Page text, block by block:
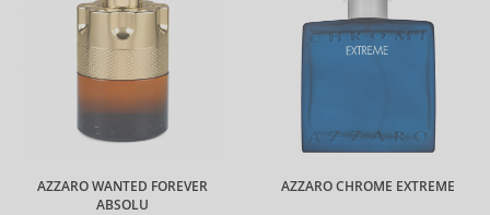
AZZARO WANTED FOREVER
ABSOLU
AZZARO CHROME EXTREME